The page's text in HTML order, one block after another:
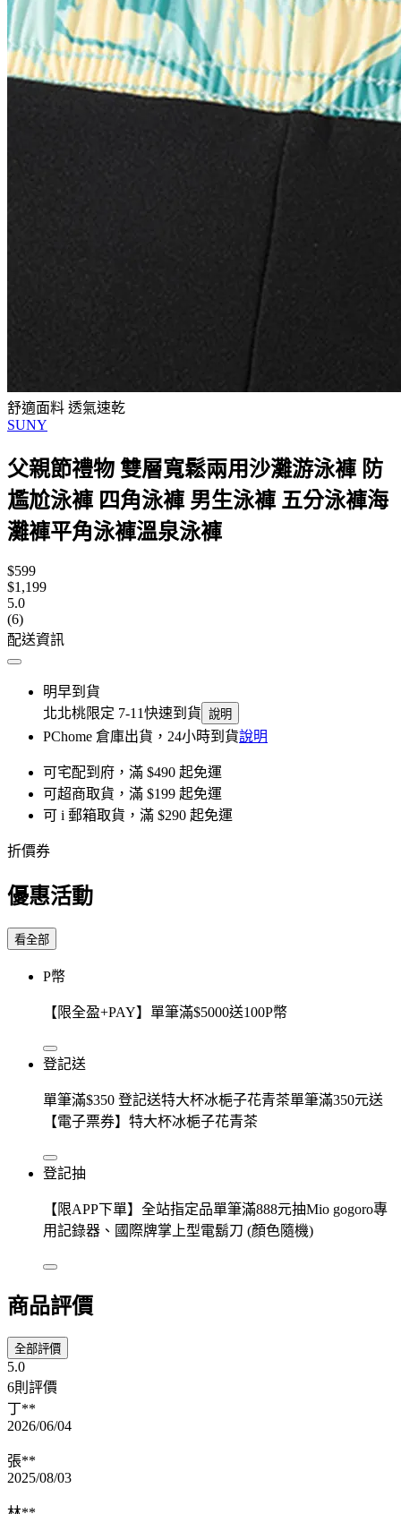
舒適面料 透氣速乾
SUNY
父親節禮物 雙層寬鬆兩用沙灘游泳褲 防
尷尬泳褲 四角泳褲 男生泳褲 五分泳褲海
灘褲平角泳褲溫泉泳褲
$599
$1,199
5.0
(6)
配送資訊
明早到貨
北北桃限定 7-11快速到貨 說明
PChome 倉庫出貨，24小時到貨說明
可宅配到府，滿 $490 起免運
可超商取貨，滿 $199 起免運
可 i 郵箱取貨，滿 $290 起免運
折價券
優惠活動
看全部
P幣
【限全盈+PAY】單筆滿$5000送100P幣
登記送
單筆滿$350 登記送特大杯冰梔子花青茶單筆滿350元送
【電子票券】特大杯冰梔子花青茶
登記抽
【限APP下單】全站指定品單筆滿888元抽Mio gogoro專
用記錄器、國際牌掌上型電鬍刀 (顏色隨機)
商品評價
全部評價
5.0
6則評價
丁**
2026/06/04
張**
2025/08/03